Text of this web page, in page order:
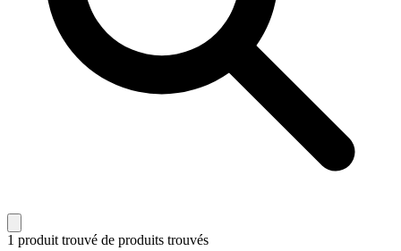
1 produit trouvé de produits trouvés